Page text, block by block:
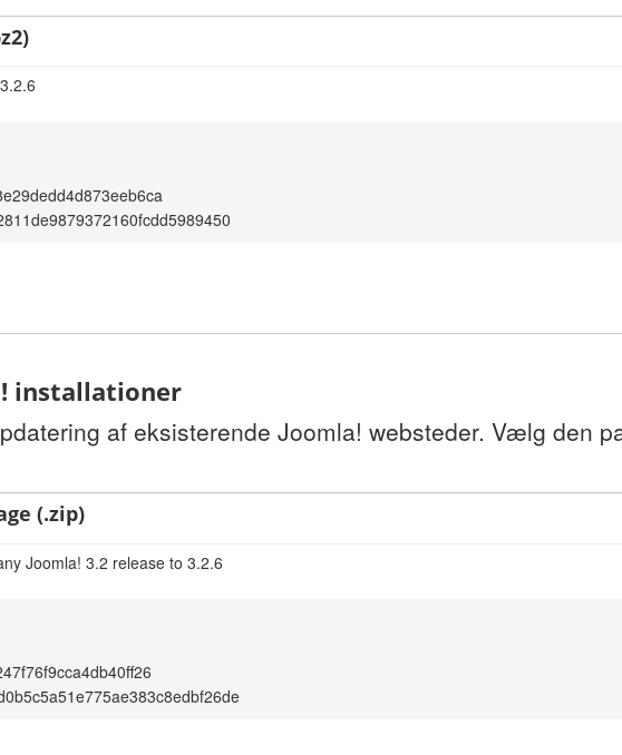
installationer
af eksisterende Joomla! websteder. Vælg den
(.zip)
Joomla! 3.2 release to 3.2.6